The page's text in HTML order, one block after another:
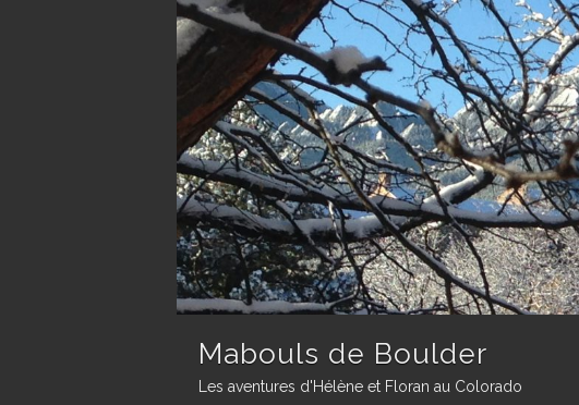
Mabouls de Boulder
Les aventures d'Hélène et Floran au Colorado